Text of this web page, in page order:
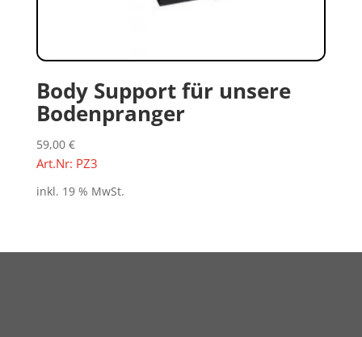
Body Support für unsere
Bodenpranger
59,00 €
Art.Nr: PZ3
inkl. 19 % MwSt.